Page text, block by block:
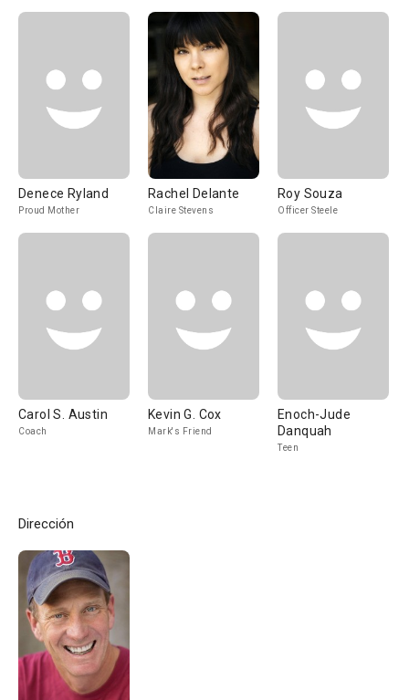
Denece Ryland
Proud Mother
Rachel Delante
Claire Stevens
Roy Souza
Officer Steele
Carol S. Austin
Coach
Kevin G. Cox
Mark's Friend
Enoch-Jude
Danquah
Teen
Dirección